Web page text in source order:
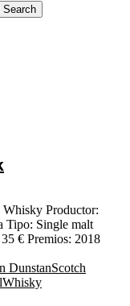
Search
Productor:
Tipo: Single malt
€ Premios: 2018
DunstanScotch
Whisky